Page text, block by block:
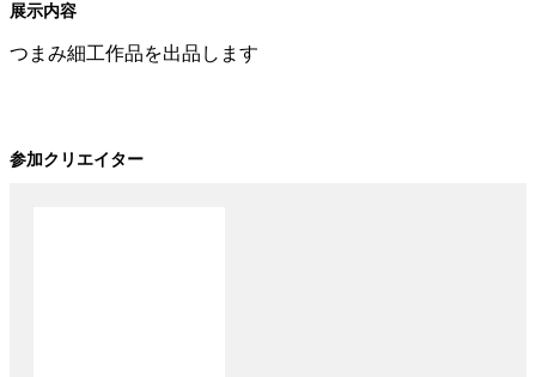
展示内容
つまみ細工作品を出品します
参加クリエイター